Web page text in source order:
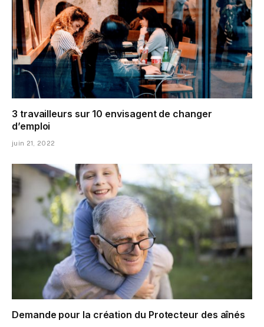
3 travailleurs sur 10 envisagent de changer
d’emploi
juin 21, 2022
Demande pour la création du Protecteur des aînés